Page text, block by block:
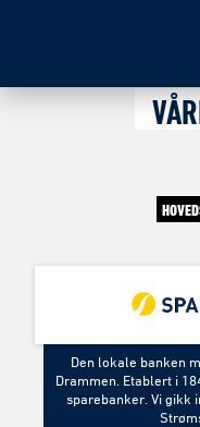
Den lokale banken
Drammen. Etablert i
sparebanker. Vi gikk